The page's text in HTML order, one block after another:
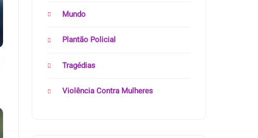
Mundo
Plantão Policial
Tragédias
Violência Contra Mulheres